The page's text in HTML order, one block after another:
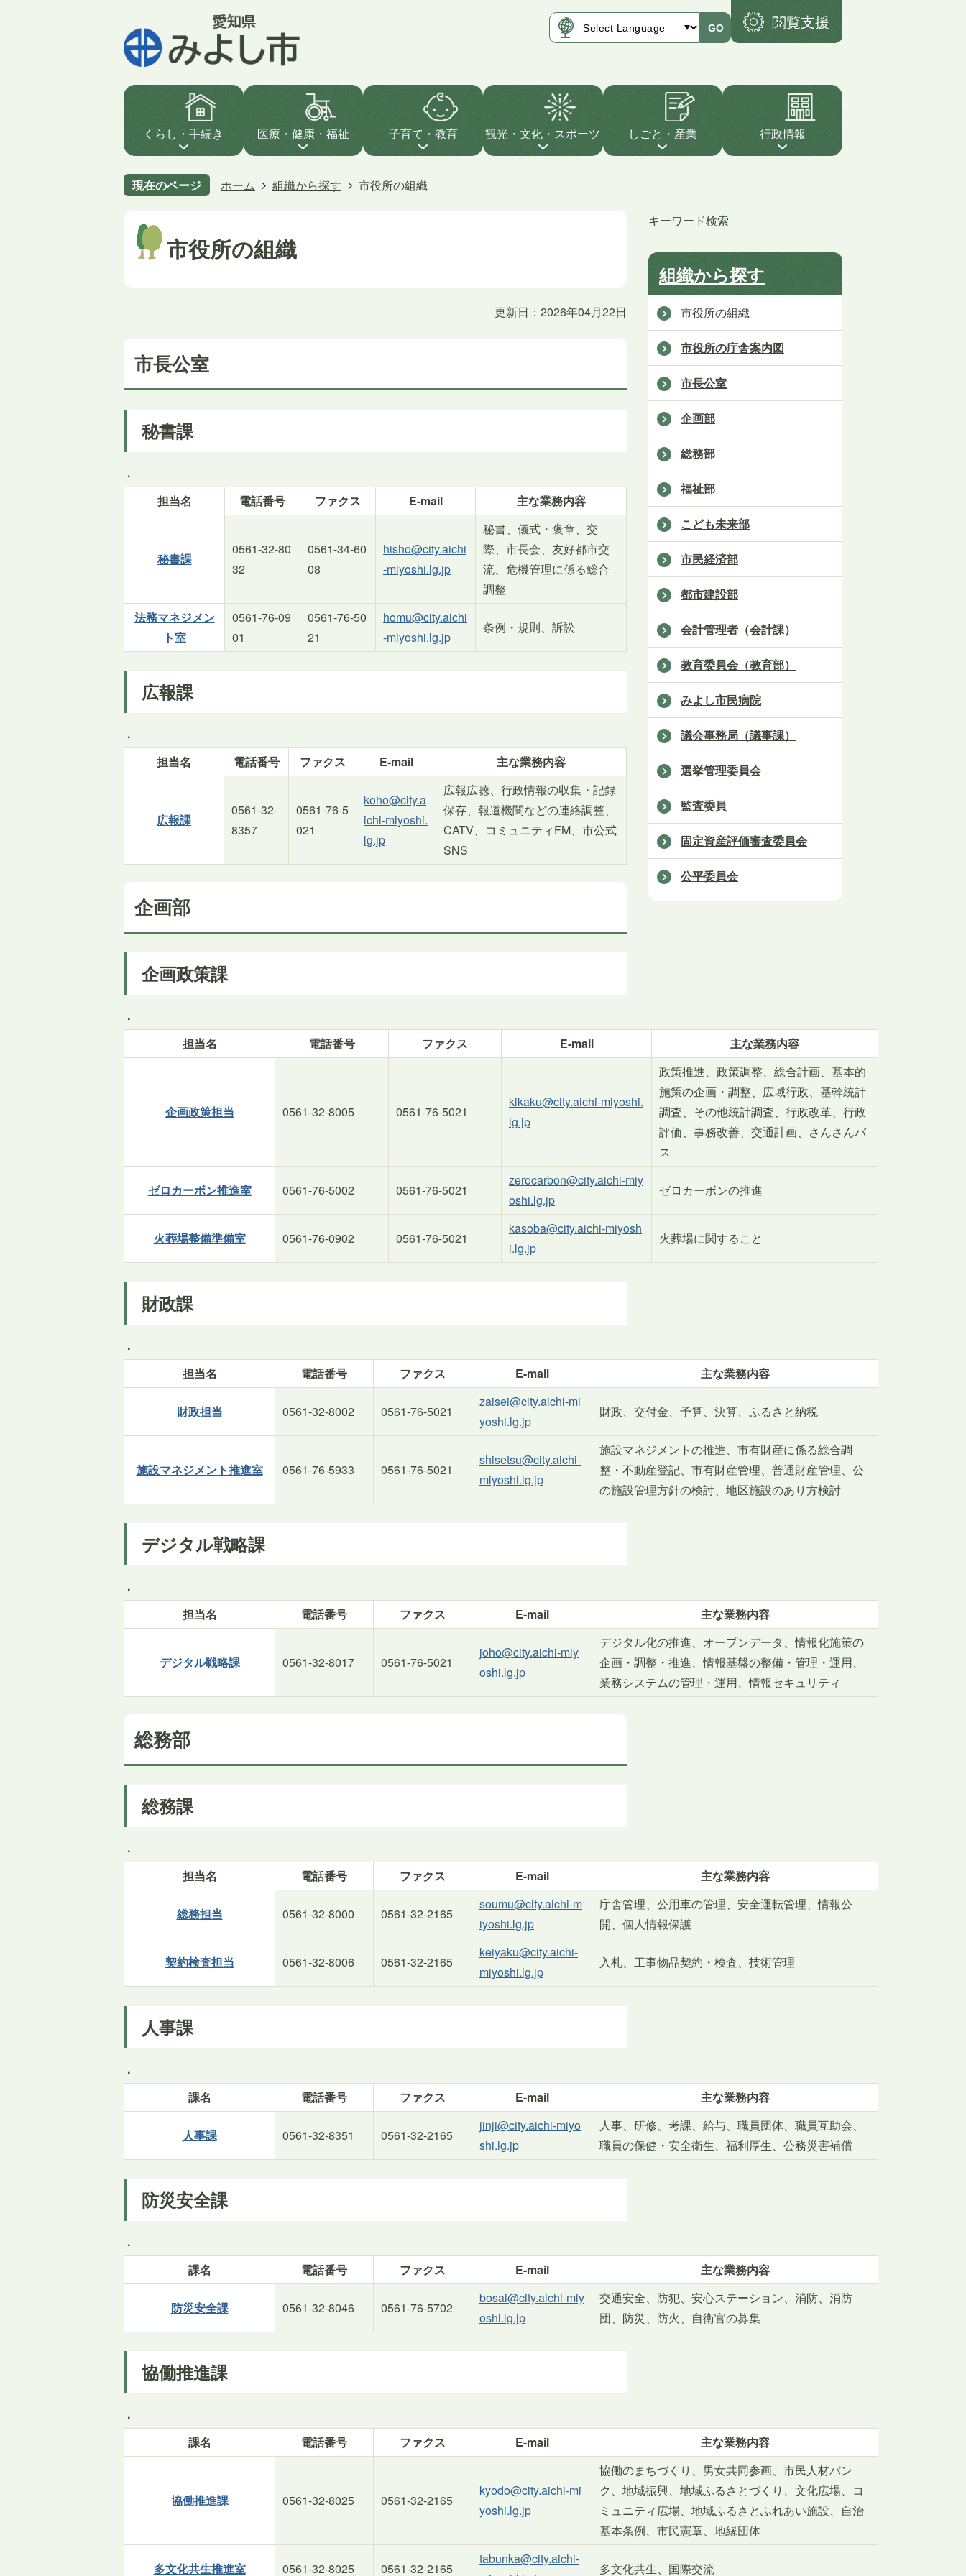
GO 閲覧支援
くらし・手続き 医療・健康・福祉 子育て・教育 観光・文化・スポーツ しごと・産業 行政情報
現在のページ ホーム 組織から探す 市役所の組織
市役所の組織
更新日：2026年04月22日
市長公室
秘書課
.
担当名
電話番号 ファクス E-mail 主な業務内容
秘書課
0561-32-80
32
0561-34-60
08
hisho@city.aichi
-miyoshi.lg.jp
秘書、儀式・褒章、交
際、市長会、友好都市交
流、危機管理に係る総合
調整
法務マネジメン
ト室
0561-76-09
01
0561-76-50
21
homu@city.aichi
-miyoshi.lg.jp
条例・規則、訴訟
広報課
.
担当名
電話番号 ファクス E-mail 主な業務内容
広報課
0561-32-
8357
0561-76-5
021
koho@city.a
ichi-miyoshi.
lg.jp
広報広聴、行政情報の収集・記録
保存、報道機関などの連絡調整、
CATV、コミュニティFM、市公式
SNS
企画部
企画政策課
.
担当名
電話番号 ファクス E-mail 主な業務内容
企画政策担当 0561-32-8005 0561-76-5021
kikaku@city.aichi-miyoshi.
lg.jp
政策推進、政策調整、総合計画、基本的
施策の企画・調整、広域行政、基幹統計
調査、その他統計調査、行政改革、行政
評価、事務改善、交通計画、さんさんバ
ス
ゼロカーボン推進室 0561-76-5002 0561-76-5021
zerocarbon@city.aichi-miy
oshi.lg.jp
ゼロカーボンの推進
火葬場整備準備室 0561-76-0902 0561-76-5021
kasoba@city.aichi-miyosh
i.lg.jp
火葬場に関すること
財政課
.
担当名
電話番号 ファクス E-mail 主な業務内容
財政担当 0561-32-8002 0561-76-5021
zaisei@city.aichi-mi
yoshi.lg.jp
財政、交付金、予算、決算、ふるさと納税
施設マネジメント推進室 0561-76-5933 0561-76-5021
shisetsu@city.aichi-
miyoshi.lg.jp
施設マネジメントの推進、市有財産に係る総合調
整・不動産登記、市有財産管理、普通財産管理、公
の施設管理方針の検討、地区施設のあり方検討
デジタル戦略課
.
担当名
電話番号 ファクス E-mail 主な業務内容
デジタル戦略課 0561-32-8017 0561-76-5021
joho@city.aichi-miy
oshi.lg.jp
デジタル化の推進、オープンデータ、情報化施策の
企画・調整・推進、情報基盤の整備・管理・運用、
業務システムの管理・運用、情報セキュリティ
総務部
総務課
.
担当名
電話番号 ファクス E-mail 主な業務内容
総務担当 0561-32-8000 0561-32-2165
soumu@city.aichi-m
iyoshi.lg.jp
庁舎管理、公用車の管理、安全運転管理、情報公
開、個人情報保護
契約検査担当 0561-32-8006 0561-32-2165
keiyaku@city.aichi-
miyoshi.lg.jp
入札、工事物品契約・検査、技術管理
人事課
.
課名
電話番号 ファクス E-mail 主な業務内容
人事課 0561-32-8351 0561-32-2165
jinji@city.aichi-miyo
shi.lg.jp
人事、研修、考課、給与、職員団体、職員互助会、
職員の保健・安全衛生、福利厚生、公務災害補償
防災安全課
.
課名
電話番号 ファクス E-mail 主な業務内容
防災安全課 0561-32-8046 0561-76-5702
bosai@city.aichi-miy
oshi.lg.jp
交通安全、防犯、安心ステーション、消防、消防
団、防災、防火、自衛官の募集
協働推進課
.
課名
電話番号 ファクス E-mail 主な業務内容
協働推進課 0561-32-8025 0561-32-2165
kyodo@city.aichi-mi
yoshi.lg.jp
協働のまちづくり、男女共同参画、市民人材バン
ク、地域振興、地域ふるさとづくり、文化広場、コ
ミュニティ広場、地域ふるさとふれあい施設、自治
基本条例、市民憲章、地縁団体
多文化共生推進室 0561-32-8025 0561-32-2165
tabunka@city.aichi-
多文化共生、国際交流
キーワード検索
組織から探す
市役所の組織
市役所の庁舎案内図
市長公室
企画部
総務部
福祉部
こども未来部
市民経済部
都市建設部
会計管理者（会計課）
教育委員会（教育部）
みよし市民病院
議会事務局（議事課）
選挙管理委員会
監査委員
固定資産評価審査委員会
公平委員会